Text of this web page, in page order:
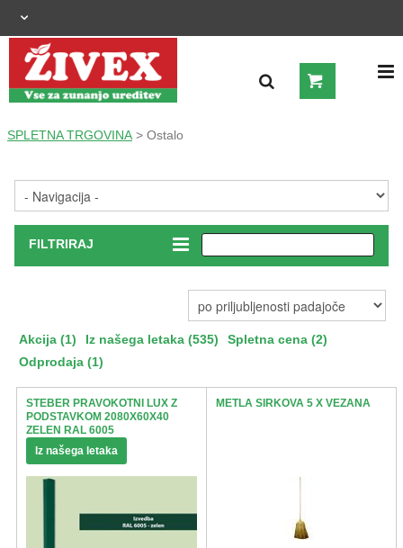
OGRAJNI SISTEMI
ZUNANJA UREDITEV
KMETIJSTVO
ŠIROKA POTROŠNJA
ŽIVKO POMETA - OUTLET
SPLETNA TRGOVINA > Ostalo
FILTRIRAJ
Akcija (1) Iz našega letaka (535)
Spletna cena (2)
Odprodaja (1)
STEBER PRAVOKOTNI LUX Z
PODSTAVKOM 2080X60X40
ZELEN RAL 6005
Iz našega letaka
METLA SIRKOVA 5 X VEZANA